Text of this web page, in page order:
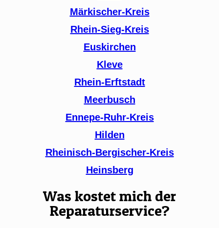
Märkischer-Kreis
Rhein-Sieg-Kreis
Euskirchen
Kleve
Rhein-Erftstadt
Meerbusch
Ennepe-Ruhr-Kreis
Hilden
Rheinisch-Bergischer-Kreis
Heinsberg
Was kostet mich der
Reparaturservice?